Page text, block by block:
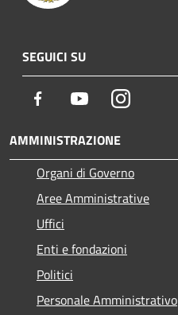
SEGUICI SU
Facebook YoutubeInstagram
AMMINISTRAZIONE
Organi di Governo
Aree Amministrative
Uffici
Enti e fondazioni
Politici
Personale Amministrativo